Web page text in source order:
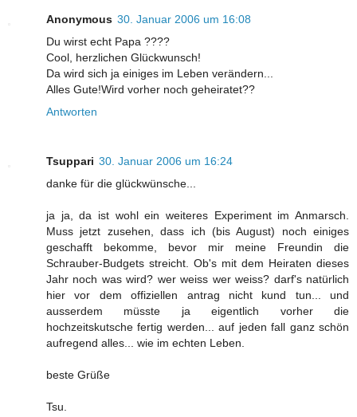
Anonymous 30. Januar 2006 um 16:08
Du wirst echt Papa ????
Cool, herzlichen Glückwunsch!
Da wird sich ja einiges im Leben verändern...
Alles Gute!Wird vorher noch geheiratet??
Antworten
Tsuppari 30. Januar 2006 um 16:24
danke für die glückwünsche...
ja ja, da ist wohl ein weiteres Experiment im Anmarsch.
Muss jetzt zusehen, dass ich (bis August) noch einiges
geschafft bekomme, bevor mir meine Freundin die
Schrauber-Budgets streicht. Ob's mit dem Heiraten dieses
Jahr noch was wird? wer weiss wer weiss? darf's natürlich
hier vor dem offiziellen antrag nicht kund tun... und
ausserdem müsste ja eigentlich vorher die
hochzeitskutsche fertig werden... auf jeden fall ganz schön
aufregend alles... wie im echten Leben.
beste Grüße
Tsu.